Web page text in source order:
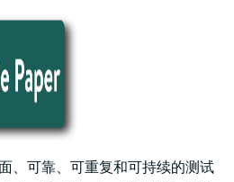
、可靠、可重复和可持续的测试